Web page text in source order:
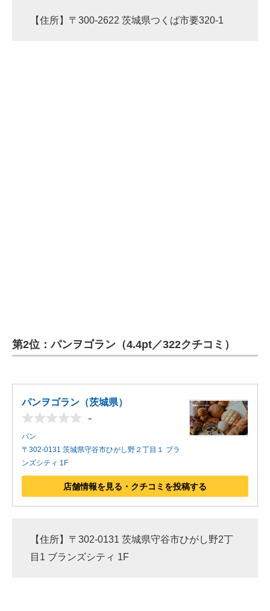
【住所】〒300-2622 茨城県つくば市要320-1
第2位：パンヲゴラン（4.4pt／322クチコミ）
パンヲゴラン（茨城県）
-
パン
〒302-0131 茨城県守谷市ひがし野２丁目１ ブラ
ンズシティ 1F
店舗情報を見る・クチコミを投稿する
【住所】〒302-0131 茨城県守谷市ひがし野2丁
目1 ブランズシティ 1F